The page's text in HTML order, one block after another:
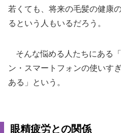
若くても、将来の毛髪の健康
るという人もいるだろう。
そんな悩める人たちにある
ン・スマートフォンの使いす
ある」という。
眼精疲労との関係